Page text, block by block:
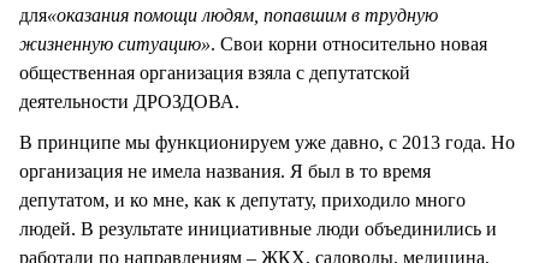
для«оказания помощи людям, попавшим в трудную
жизненную ситуацию». Свои корни относительно новая
общественная организация взяла с депутатской
деятельности ДРОЗДОВА.
В принципе мы функционируем уже давно, с 2013 года. Но
организация не имела названия. Я был в то время
депутатом, и ко мне, как к депутату, приходило много
людей. В результате инициативные люди объединились и
работали по направлениям – ЖКХ, садоводы, медицина,